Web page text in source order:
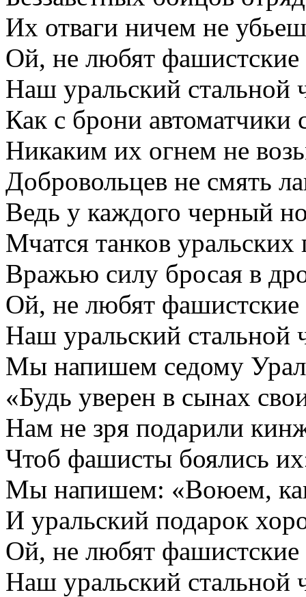
Их отваги ничем не
Ой, не любят фашистские
Наш уральский
Как с брони автоматчики
Никаким их огнем не
Добровольцев не смять
Ведь у каждого черный
Мчатся танков
Вражью силу бросая в
Ой, не любят фашистские
Наш уральский
Мы напишем седому
«Будь уверен в сынах
Нам не зря подарили
Чтоб фашисты боялись
Мы напишем: «Воюем,
И уральский подарок
Ой, не любят фашистские
Наш уральский